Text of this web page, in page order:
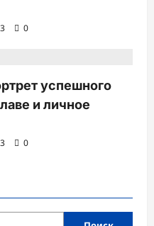
0
успешного
и личное
0